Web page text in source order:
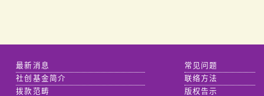
最新消息
社创基金简介
拨款范畴
常见问题
联络方法
版权告示